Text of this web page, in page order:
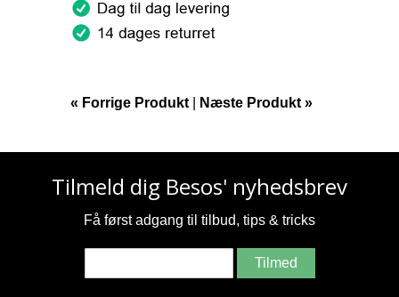
« Forrige Produkt| Næste Produkt »
Tilmeld dig Besos' nyhedsbrev
Få først adgang til tilbud, tips & tricks
Tilmed